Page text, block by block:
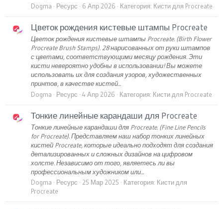
Dogma
Ресурс 6 Апр 2026 Категория: Кисти для Procreate
Цветок рождения кистевые штампы Procreate
Цветок рождения кистевые штампы Procreate. (Birth Flower
Procreate Brush Stamps). 28 нарисованных от руки штампов
с цветами, соответствующими месяцу рождения. Эти
кисти невероятно удобны в использовании! Вы можете
использовать их для создания узоров, художественных
принтов, в качестве кистей...
Dogma
Ресурс 4 Апр 2026 Категория: Кисти для Procreate
Тонкие линейные карандаши для Procreate
Тонкие линейные карандаши для Procreate. (Fine Line Pencils
for Procreate). Представляем наш набор тонких линейных
кистей Procreate, которые идеально подходят для создания
детализированных и сложных дизайнов на цифровом
холсте. Независимо от того, являетесь ли вы
профессиональным художником или...
Dogma
Ресурс 25 Мар 2025 Категория: Кисти для
Procreate